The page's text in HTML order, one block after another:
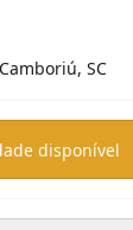
SC
disponível